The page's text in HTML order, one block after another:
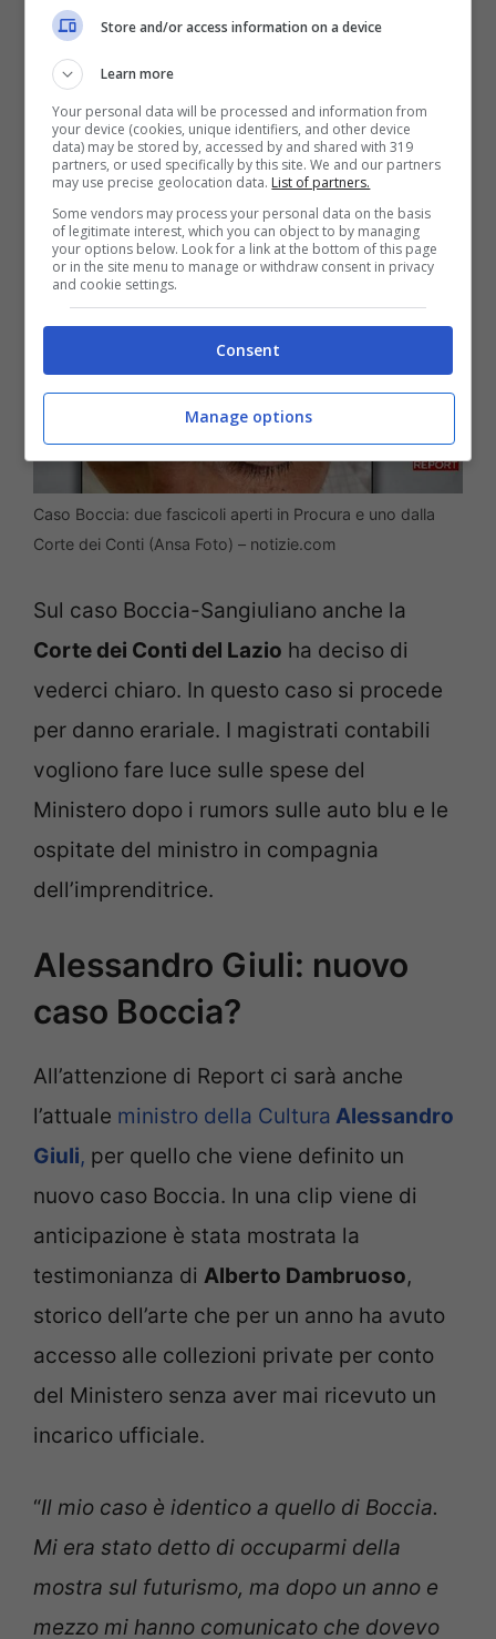
fascicolo che riguarda una denuncia
presentata da Sangiuliano, in cui
Maria Rosaria Boccia di tentata
estorsione.
Caso Boccia: due fascicoli aperti in Procura e uno dalla
Corte dei Conti (Ansa Foto) – notizie.com
Sul caso Boccia-Sangiuliano anche la
Corte dei Conti del Lazio ha deciso di
vederci chiaro. In questo caso si procede
per danno erariale. I magistrati contabili
vogliono fare luce sulle spese del
Ministero dopo i rumors sulle auto blu e le
ospitate del ministro in compagnia
dell’imprenditrice.
Alessandro Giuli: nuovo
caso Boccia?
All’attenzione di Report ci sarà anche
l’attuale ministro della Cultura Alessandro
Giuli, per quello che viene definito un
nuovo caso Boccia. In una clip viene di
anticipazione è stata mostrata la
testimonianza di Alberto Dambruoso,
storico dell’arte che per un anno ha avuto
accesso alle collezioni private per conto
del Ministero senza aver mai ricevuto un
incarico ufficiale.
“Il mio caso è identico a quello di Boccia.
Mi era stato detto di occuparmi della
mostra sul futurismo, ma dopo un anno e
mezzo mi hanno comunicato che dovevo
Store and/or access information on a device
Learn more
Your personal data will be processed and information from
your device (cookies, unique identifiers, and other device
data) may be stored by, accessed by and shared with 319
partners, or used specifically by this site. We and our partners
may use precise geolocation data. List of partners.
Some vendors may process your personal data on the basis
of legitimate interest, which you can object to by managing
your options below. Look for a link at the bottom of this page
or in the site menu to manage or withdraw consent in privacy
and cookie settings.
Consent
Manage options